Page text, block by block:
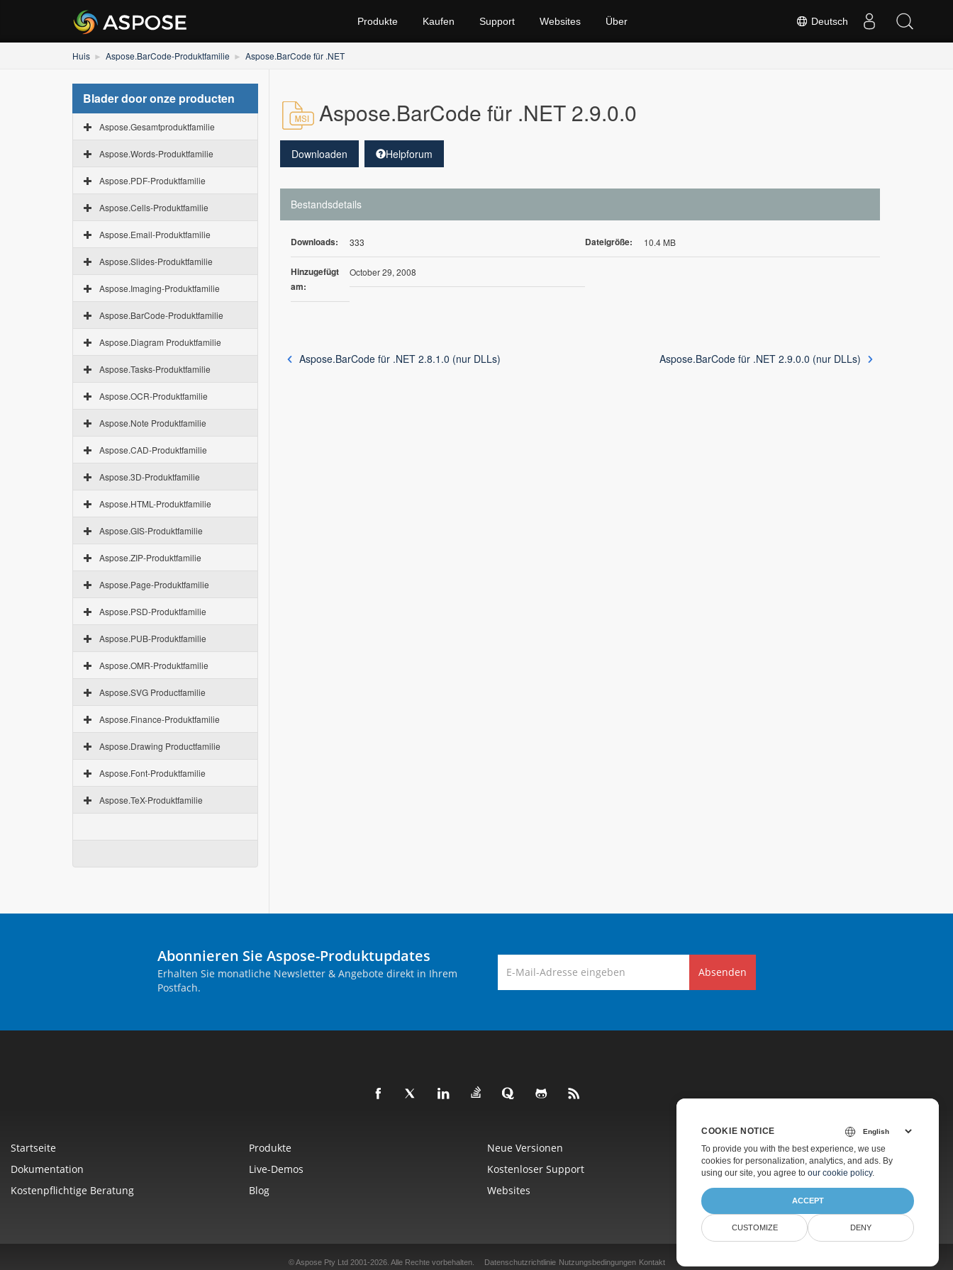
Deutsch
Produkte Kaufen Support Websites Über
Huis Aspose.BarCode-Produktfamilie Aspose.BarCode für .NET
Blader door onze producten
Aspose.Gesamtproduktfamilie
Aspose.Words-Produktfamilie
Aspose.PDF-Produktfamilie
Aspose.Cells-Produktfamilie
Aspose.Email-Produktfamilie
Aspose.Slides-Produktfamilie
Aspose.Imaging-Produktfamilie
Aspose.BarCode-Produktfamilie
Aspose.Diagram Produktfamilie
Aspose.Tasks-Produktfamilie
Aspose.OCR-Produktfamilie
Aspose.Note Produktfamilie
Aspose.CAD-Produktfamilie
Aspose.3D-Produktfamilie
Aspose.HTML-Produktfamilie
Aspose.GIS-Produktfamilie
Aspose.ZIP-Produktfamilie
Aspose.Page-Produktfamilie
Aspose.PSD-Produktfamilie
Aspose.PUB-Produktfamilie
Aspose.OMR-Produktfamilie
Aspose.SVG Productfamilie
Aspose.Finance-Produktfamilie
Aspose.Drawing Productfamilie
Aspose.Font-Produktfamilie
Aspose.TeX-Produktfamilie
Aspose.BarCode für .NET 2.9.0.0
Downloaden Helpforum
Bestandsdetails
Downloads: 333 Dateigröße: 10.4 MB
Hinzugefügt
am:
October 29, 2008
Aspose.BarCode für .NET 2.8.1.0 (nur DLLs) Aspose.BarCode für .NET 2.9.0.0 (nur DLLs)
Abonnieren Sie Aspose-Produktupdates
Erhalten Sie monatliche Newsletter & Angebote direkt in Ihrem
Postfach.
Absenden
Startseite Produkte Neue Versionen
Preise
Dokumentation
Live-Demos Kostenloser Support
Kostenpflichtiger Support
Kostenpflichtige Beratung
Blog Websites Über Uns
© Aspose Pty Ltd 2001-2026. Alle Rechte vorbehalten. Datenschutzrichtlinie Nutzungsbedingungen Kontakt
COOKIE NOTICE
To provide you with the best experience, we use
cookies for personalization, analytics, and ads. By
using our site, you agree to our cookie policy.
ACCEPT
CUSTOMIZE DENY